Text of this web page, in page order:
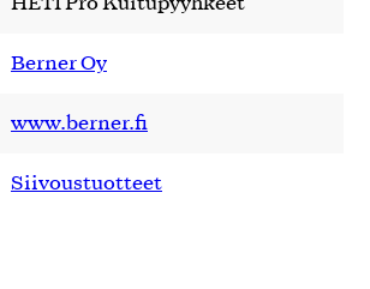
Berner Oy
www.berner.fi
Siivoustuotteet